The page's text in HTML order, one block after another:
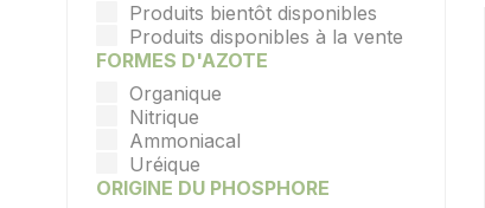
Produits bientôt disponibles
Produits disponibles à la vente
FORMES D'AZOTE
Organique
Nitrique
Ammoniacal
Uréique
ORIGINE DU PHOSPHORE